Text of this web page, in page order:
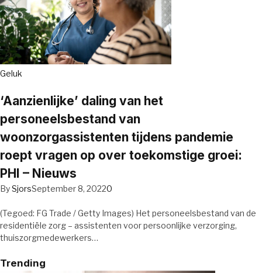
Geluk
‘Aanzienlijke’ daling van het
personeelsbestand van
woonzorgassistenten tijdens pandemie
roept vragen op over toekomstige groei:
PHI – Nieuws
BySjorsSeptember 8, 20220
(Tegoed: FG Trade / Getty Images) Het personeelsbestand van de
residentiële zorg – assistenten voor persoonlijke verzorging,
thuiszorgmedewerkers…
Trending